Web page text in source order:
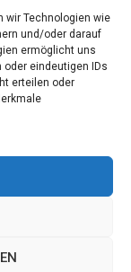
wir Technologien wie
und/oder darauf
ermöglicht uns
oder eindeutigen IDs
erteilen oder